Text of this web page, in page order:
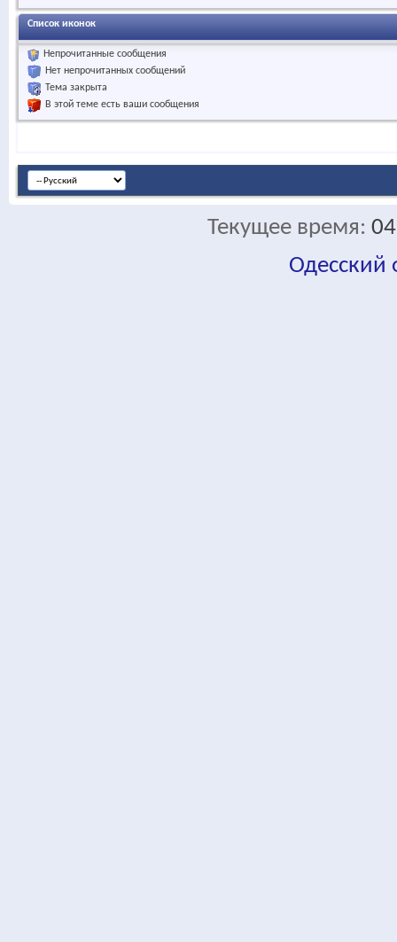
Список иконок
Непрочитанные сообщения
Нет непрочитанных сообщений
Тема закрыта
В этой теме есть ваши сообщения
Текущее время:
Одесский